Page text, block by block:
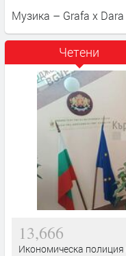
Музика – Grafa x
Четени
13,666
Икономическа полиция